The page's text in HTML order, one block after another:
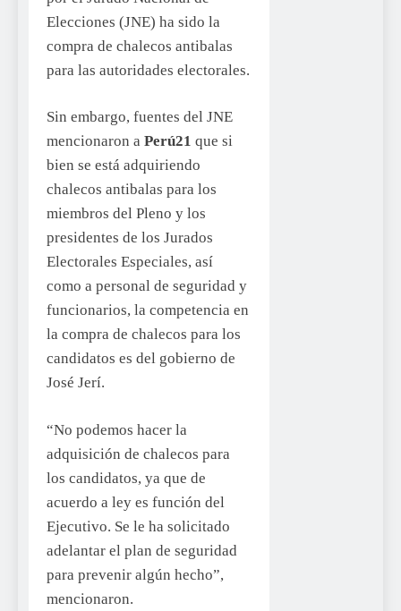
Elecciones (JNE) ha sido la
compra de chalecos antibalas
para las autoridades electorales.
Sin embargo, fuentes del JNE
mencionaron a Perú21 que si
bien se está adquiriendo
chalecos antibalas para los
miembros del Pleno y los
presidentes de los Jurados
Electorales Especiales, así
como a personal de seguridad y
funcionarios, la competencia en
la compra de chalecos para los
candidatos es del gobierno de
José Jerí.
“No podemos hacer la
adquisición de chalecos para
los candidatos, ya que de
acuerdo a ley es función del
Ejecutivo. Se le ha solicitado
adelantar el plan de seguridad
para prevenir algún hecho”,
mencionaron.